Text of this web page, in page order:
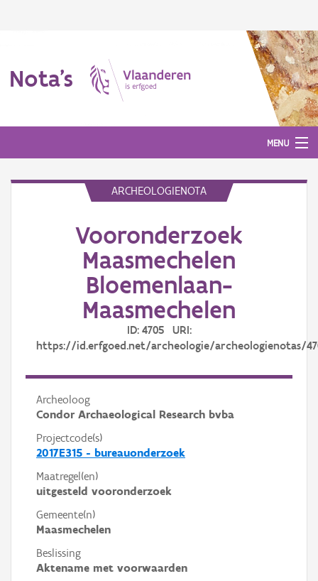
Nota's
MENU
ARCHEOLOGIENOTA
Vooronderzoek
Maasmechelen
Bloemenlaan-
Maasmechelen
ID: 4705 URI:
https://id.erfgoed.net/archeologie/archeologienotas/
Archeoloog
Condor Archaeological Research bvba
Projectcode(s)
2017E315 - bureauonderzoek
Maatregel(en)
uitgesteld vooronderzoek
Gemeente(n)
Maasmechelen
Beslissing
Aktename met voorwaarden